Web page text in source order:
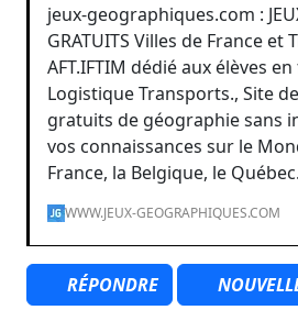
jeux-geographiques.com :
GRATUITS Villes de France et
AFT.IFTIM dédié aux élèves
Logistique Transports., Site
gratuits de géographie sans
vos connaissances sur le
France, la Belgique, le
WWW.JEUX-GEOGRAPHIQUES.COM
RÉPONDRE